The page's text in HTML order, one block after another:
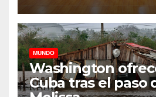
MUNDO
Washington
Cuba tras el paso